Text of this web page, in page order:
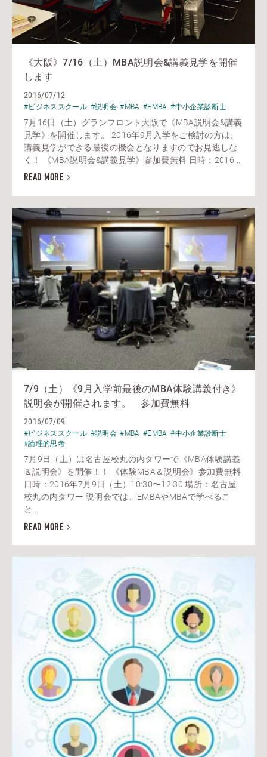
《大阪》7/16（土）MBA説明会&講義見学を開催
します
2016/07/12
#ビジネススクール #説明会 #MBA #EMBA #中小企業診断士
7月16日（土）グランフロント大阪で《MBA説明会&講義
見学》を開催します。 2016年9月入学をご検討の方は、
講義見学ができる最後の機会となりますのでお見逃しな
く！ 《MBA説明会&講義見学》参加費無料 日時：2016...
READ MORE
7/9（土）《9月入学前最後のMBA体験講義付き》
説明会が開催されます。 参加費無料
2016/07/09
#ビジネススクール #説明会 #MBA #EMBA #中小企業診断士
#論理的思考
7月9日（土）は名古屋校丸の内タワーで《MBA体験講義
＆説明会》を開催！！ 《体験MBA＆説明会》参加費無料
日時：2016年7月9日（土）10:30〜12:30 場所：名古屋
校丸の内タワー 説明会では、EMBAやMBAで学べるこ
と...
READ MORE